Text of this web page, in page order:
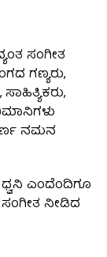
ಸಂಗೀತ
ಗಣ್ಯರು,
ನಮನ
ಎಂದೆಂದಿಗೂ
ನೀಡಿದ